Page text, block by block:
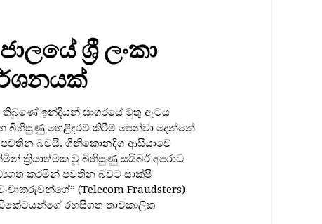
ශ්‍රී ලංකා
ඉන්දියන් සාගරයේ මුතු ඇටය
බිහිසුණු හෙළිදරව් කිරීම් පෙන්වා දෙන්නේ
පවතින බවයි. ගිනිකොනදිග ආසියාවේ
ක්‍රියාත්මක වූ බිහිසුණු සයිබර් අපරාධ
කරමින් පවතින බවට සාක්ෂි
(Telecom Fraudsters)
රහසිගත තාවකාලික